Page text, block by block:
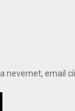
nevemet, email